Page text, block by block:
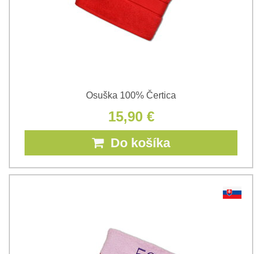
Osuška 100% Čertica
15,90 €
Do košíka